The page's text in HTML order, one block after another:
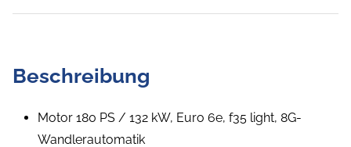
Beschreibung
Motor 180 PS / 132 kW, Euro 6e, f35 light, 8G-
Wandlerautomatik